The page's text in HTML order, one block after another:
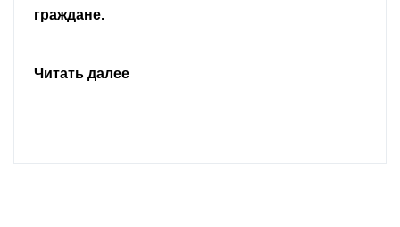
граждане.
Читать далее